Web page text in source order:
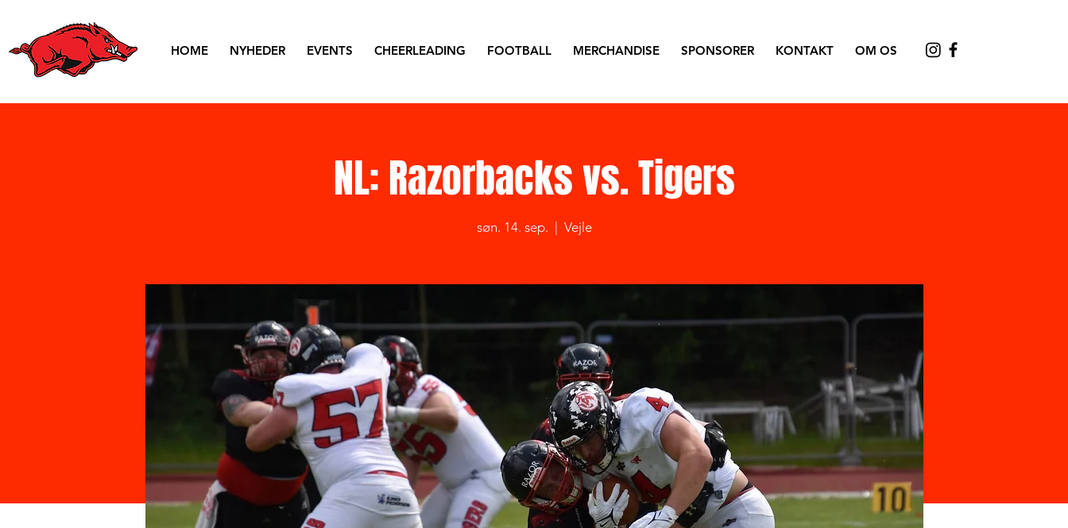
HOME NYHEDER EVENTS CHEERLEADING FOOTBALL MERCHANDISE SPONSORER KONTAKT OM OS
NL: Razorbacks vs. Tigers
søn. 14. sep. Vejle